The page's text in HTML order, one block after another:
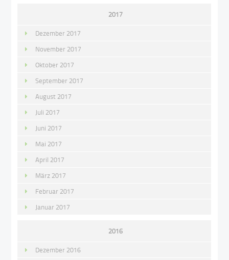
2017
Dezember 2017
November 2017
Oktober 2017
September 2017
August 2017
Juli 2017
Juni 2017
Mai 2017
April 2017
März 2017
Februar 2017
Januar 2017
2016
Dezember 2016